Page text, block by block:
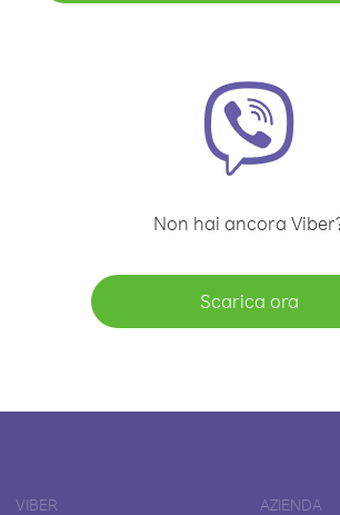
Non hai ancora
Scarica ora
VIBER AZIENDA